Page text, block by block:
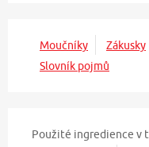
Moučníky Zákusky
Slovník pojmů
Použité ingredience v